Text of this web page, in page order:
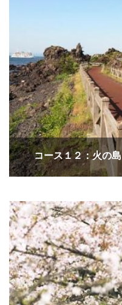
コース１２：火の